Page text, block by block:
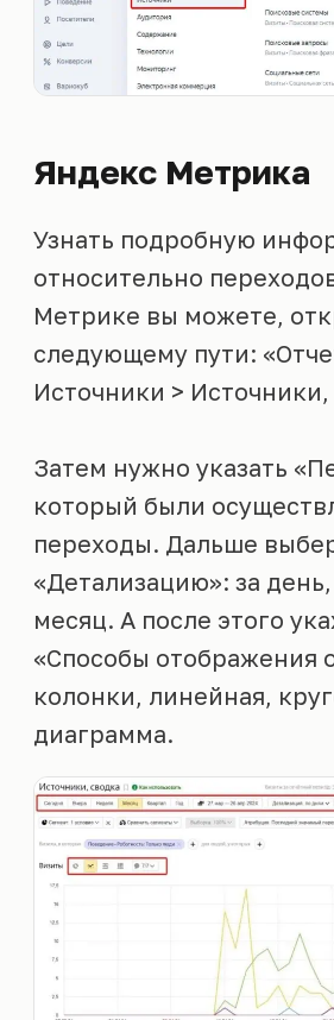
Яндекс Метрика
Узнать подробную
относительно
Метрике вы можете,
следующему пути:
Источники > Источники,
Затем нужно указать
который были
переходы. Дальше
«Детализацию»: за
месяц. А после этого
«Способы отображения
колонки, линейная,
диаграмма.